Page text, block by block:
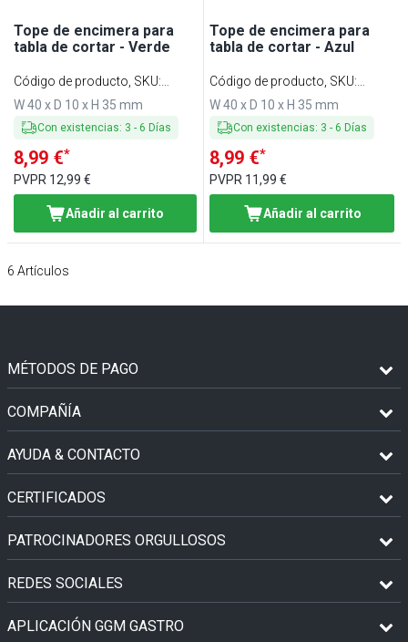
Tope de encimera para
tabla de cortar - Verde
Código de producto, SKU:
SBSL40-GR
W 40 x D 10 x H 35 mm
Con existencias: 3 - 6 Días
8,99 €*
PVPR 12,99 €
Añadir al carrito
Tope de encimera para
tabla de cortar - Azul
Código de producto, SKU:
SBSL40-BL
W 40 x D 10 x H 35 mm
Con existencias: 3 - 6 Días
8,99 €*
PVPR 11,99 €
Añadir al carrito
6 Artículos
MÉTODOS DE PAGO
COMPAÑÍA
AYUDA & CONTACTO
CERTIFICADOS
PATROCINADORES ORGULLOSOS
REDES SOCIALES
APLICACIÓN GGM GASTRO